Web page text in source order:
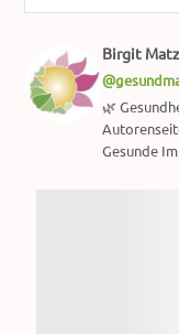
Birgit Matz
🌿
Gesunde